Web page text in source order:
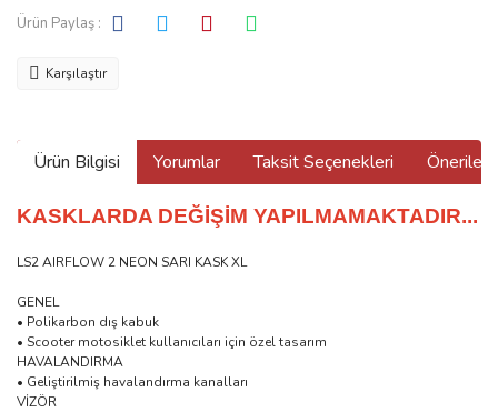
Ürün Paylaş :
Karşılaştır
Ürün Bilgisi Yorumlar Taksit Seçenekleri
KASKLARDA DEĞİŞİM YAPILMAMAKTADIR...
LS2 AIRFLOW 2 NEON SARI KASK XL
GENEL
• Polikarbon dış kabuk
• Scooter motosiklet kullanıcıları için özel tasarım
HAVALANDIRMA
• Geliştirilmiş havalandırma kanalları
VİZÖR